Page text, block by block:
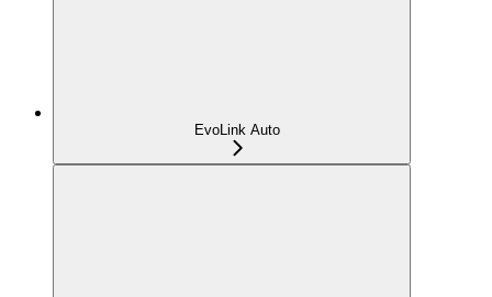
EvoLink Auto